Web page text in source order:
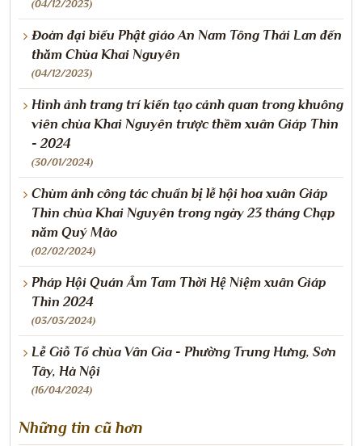
(04/12/2023)
Đoàn đại biểu Phật giáo An Nam Tông Thái Lan đến
thăm Chùa Khai Nguyên
(04/12/2023)
Hình ảnh trang trí kiến tạo cảnh quan trong khuông
viên chùa Khai Nguyên trược thềm xuân Giáp Thìn
- 2024
(30/01/2024)
Chùm ảnh công tác chuẩn bị lễ hội hoa xuân Giáp
Thìn chùa Khai Nguyên trong ngày 23 tháng Chạp
năm Quý Mão
(02/02/2024)
Pháp Hội Quán Âm Tam Thời Hệ Niệm xuân Giáp
Thìn 2024
(03/03/2024)
Lễ Giỗ Tổ chùa Vân Gia - Phường Trung Hưng, Sơn
Tây, Hà Nội
(16/04/2024)
Những tin cũ hơn